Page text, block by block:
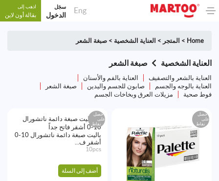
Eng سجَل
الدخول
اذهب إلى
بقالة أون لاين
Home
> المتجر > العناية الشخصية > صبغة الشعر
العناية الشخصية صبغة الشعر
العناية بالشعر والتصفيف
العناية بالفم والأسنان
العناية بالوجه والجسم
صابون للجسم واليدين
صبغة الشعر
فوط صحية
مزيلات العرق وبخاخات الجسم
احصل
على
نقاط
احصل
على
نقاط
باليت صبغة دائمة ناتشورال 10-0
أشقر ف...
10pcs
أضف إلى السلة